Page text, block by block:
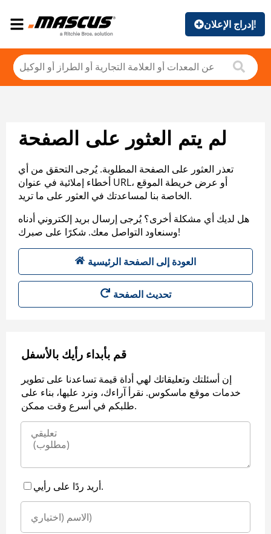
إدراج الإعلان!
لم يتم العثور على الصفحة
تعذر العثور على الصفحة المطلوبة. يُرجى التحقق من أي
أخطاء إملائية في عنوان URL، أو عرض خريطة الموقع
الخاصة بنا لمساعدتك في العثور على ما تريد.
هل لديك أي مشكلة أخرى؟ يُرجى إرسال بريد إلكتروني أدناه
وسنعاود التواصل معك. شكرًا على صبرك!
العودة إلى الصفحة الرئيسية
تحديث الصفحة
قم بأبداء رأيك بالأسفل
إن أسئلتك وتعليقاتك لهي أداة قيمة تساعدنا على تطوير
خدمات موقع ماسكوس. نقرأ آراءك، ونرد عليها، بناء على
طلبكم في أسرع وقت ممكن.
أريد ردًا على رأيي.